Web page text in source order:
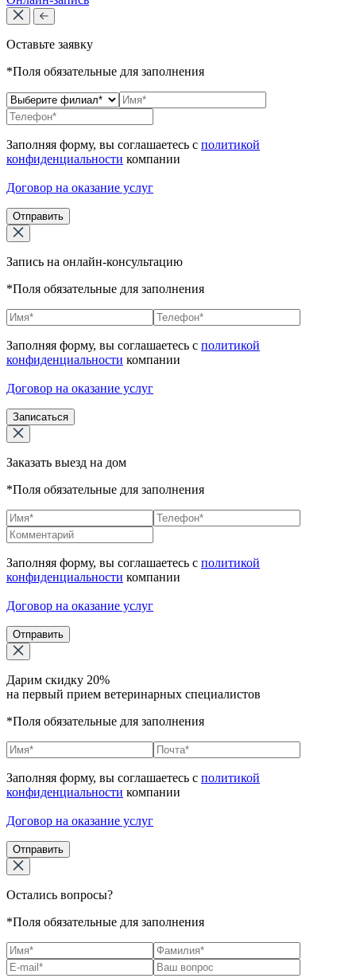
Оставьте заявку
*Поля обязательные для заполнения
Заполняя форму, вы соглашаетесь с политикой
конфиденциальности компании
Договор на оказание услуг
Отправить
Запись на онлайн-консультацию
*Поля обязательные для заполнения
Заполняя форму, вы соглашаетесь с политикой
конфиденциальности компании
Договор на оказание услуг
Записаться
Заказать выезд на дом
*Поля обязательные для заполнения
Заполняя форму, вы соглашаетесь с политикой
конфиденциальности компании
Договор на оказание услуг
Отправить
Дарим скидку 20%
на первый прием ветеринарных специалистов
*Поля обязательные для заполнения
Заполняя форму, вы соглашаетесь с политикой
конфиденциальности компании
Договор на оказание услуг
Отправить
Остались вопросы?
*Поля обязательные для заполнения